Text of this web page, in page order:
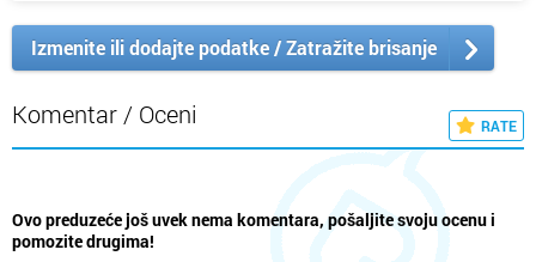
Izmenite ili dodajte podatke / Zatražite brisanje
Komentar / Oceni RATE
Ovo preduzeće još uvek nema komentara, pošaljite svoju ocenu i
pomozite drugima!